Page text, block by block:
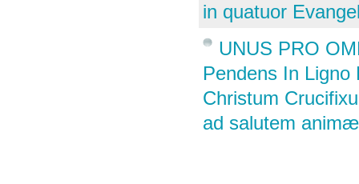
in quatuor
UNUS PRO
Pendens In
Christum
ad salutem